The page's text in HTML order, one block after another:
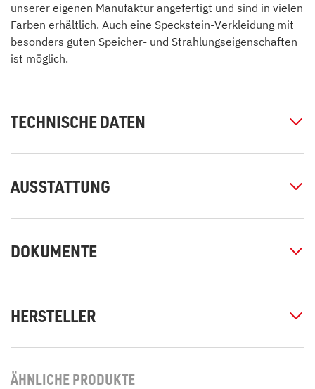
unserer eigenen Manufaktur angefertigt und sind in vielen
Farben erhältlich. Auch eine Speckstein-Verkleidung mit
besonders guten Speicher- und Strahlungseigenschaften
ist möglich.
TECHNISCHE DATEN
AUSSTATTUNG
DOKUMENTE
HERSTELLER
ÄHNLICHE PRODUKTE